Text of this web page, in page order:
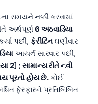
સમયને નક્કી કરવામાં
અર્થપૂર્ણ6 અઠવાડિયા
પછી, ફેરીટિનઘણીવાર
આયર્ન સારવાર પછી,
2] ; સામાન્ય રીતે નવી
પૂરતો હોય છે. કોઈ
ફેરફારને પ્રતિબિંબિત